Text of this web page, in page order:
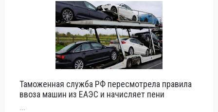
Таможенная служба РФ пересмотрела правила
ввоза машин из ЕАЭС и начисляет пени
...